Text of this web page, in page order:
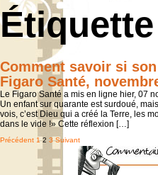
The
Comment savoir si
Figaro Santé,
Le Figaro Santé a mis en ligne hier, 07
Un enfant sur quarante est surdoué,
vois, c’est Dieu qui a créé la Terre, les
dans le vide !» Cette réflexion […]
Pagination
publications
Précédent 1 2 3 Suivant